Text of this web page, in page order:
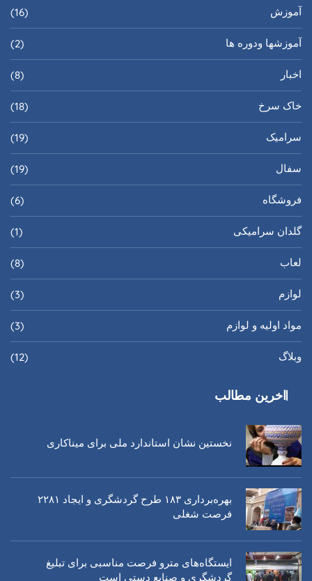
آموزش (16)
آموزشها ودوره ها (2)
اخبار (8)
خاک سرخ (18)
سرامیک (19)
سفال (19)
فروشگاه (6)
گلدان سرامیکی (1)
لعاب (8)
لوازم (3)
مواد اولیه و لوازم (3)
وبلاگ (12)
اخرین مطالب
نخستین نشان استاندارد ملی برای میناکاری
بهره‌برداری ١٨٣ طرح گردشگری و ایجاد ٢٢٨١
فرصت شغلی
ایستگاه‌های مترو فرصت مناسبی برای تبلیغ
گردشگری و صنایع دستی است